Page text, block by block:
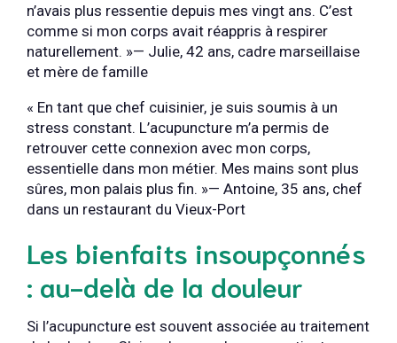
n’avais plus ressentie depuis mes vingt ans. C’est
comme si mon corps avait réappris à respirer
naturellement. »— Julie, 42 ans, cadre marseillaise
et mère de famille
« En tant que chef cuisinier, je suis soumis à un
stress constant. L’acupuncture m’a permis de
retrouver cette connexion avec mon corps,
essentielle dans mon métier. Mes mains sont plus
sûres, mon palais plus fin. »— Antoine, 35 ans, chef
dans un restaurant du Vieux-Port
Les bienfaits insoupçonnés
: au-delà de la douleur
Si l’acupuncture est souvent associée au traitement